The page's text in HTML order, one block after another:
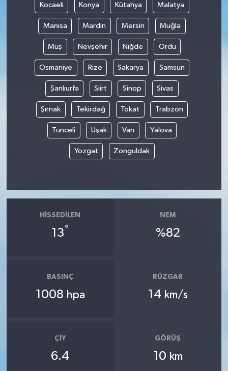
Kocaeli Konya Kütahya Malatya
Manisa Mardin Mersin Muğla
Muş Nevşehir Niğde Ordu
Osmaniye Rize Sakarya Samsun
Şanlıurfa Siirt Sinop Sivas
Şırnak Tekirdağ Tokat Trabzon
Tunceli Uşak Van Yalova
Yozgat Zonguldak
HISSEDILEN
13°
NEM
%82
BASINÇ
1008 hpa
RÜZGAR
14 km/s
ÇIY
6.4
GÖRÜŞ
10 km